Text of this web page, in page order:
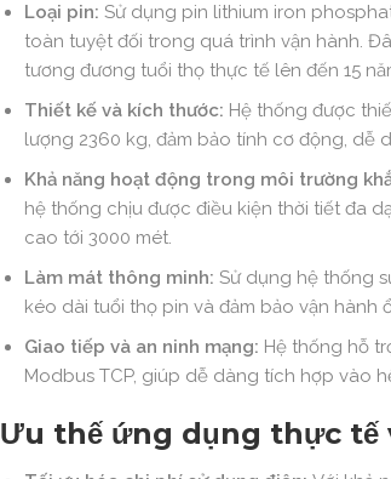
Loại pin: Sử dụng pin lithium iron
toàn tuyệt đối trong quá trình vận hành.
tương đương tuổi thọ thực tế lên đến 15
Thiết kế và kích thước: Hệ thống được
lượng 2360 kg, đảm bảo tính cơ động, dễ
Khả năng hoạt động trong môi trường
hệ thống chịu được điều kiện thời tiết đa
cao tới 3000 mét.
Làm mát thông minh: Sử dụng hệ thống
kéo dài tuổi thọ pin và đảm bảo vận hành
Giao tiếp và an ninh mạng: Hệ thống hỗ
Modbus TCP, giúp dễ dàng tích hợp vào
Ưu thế ứng dụng thực